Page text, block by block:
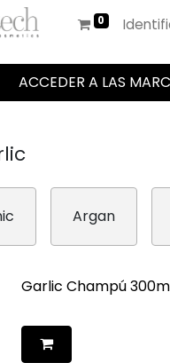
ACCEDER A LAS
Argan
Garlic Champú